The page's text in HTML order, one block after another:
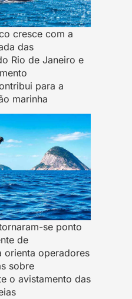
cresce com a
das
Rio de Janeiro e
para a
marinha
se ponto
de
orienta operadores
sobre
o avistamento das